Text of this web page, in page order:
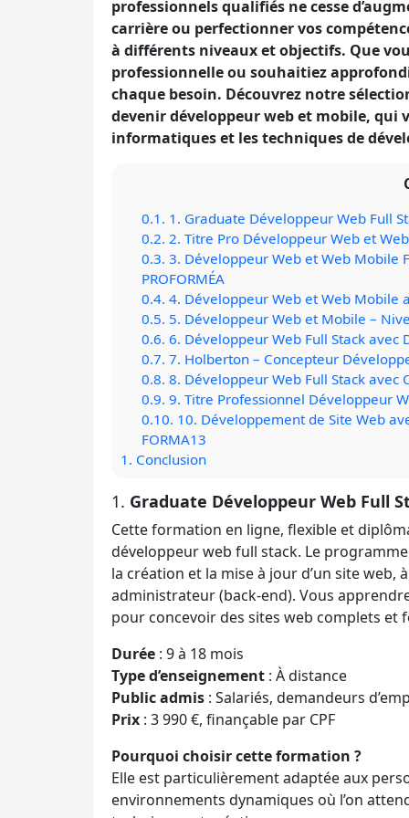
professionnels qualifiés ne cesse
carrière ou perfectionner vos
à différents niveaux et objectifs. Que
professionnelle ou souhaitiez
chaque besoin. Découvrez notre
devenir développeur web et mobile, qui
informatiques et les techniques de
0.1. 1. Graduate Développeur Web Full
0.2. 2. Titre Pro Développeur Web et
0.3. 3. Développeur Web et Web Mobile
PROFORMÉA
0.4. 4. Développeur Web et Web Mobile
0.5. 5. Développeur Web et Mobile –
0.6. 6. Développeur Web Full Stack avec
0.7. 7. Holberton – Concepteur
0.8. 8. Développeur Web Full Stack avec
0.9. 9. Titre Professionnel Développeur
0.10. 10. Développement de Site Web
FORMA13
1. Conclusion
1. Graduate Développeur Web Full
Cette formation en ligne, flexible et
développeur web full stack. Le
la création et la mise à jour d’un site
administrateur (back-end). Vous
pour concevoir des sites web complets et
Durée : 9 à 18 mois
Type d’enseignement : À distance
Public admis : Salariés, demandeurs
Prix : 3 990 €, finançable par CPF
Pourquoi choisir cette formation ?
Elle est particulièrement adaptée aux
environnements dynamiques où l’on